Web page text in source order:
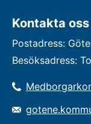
Kontakta oss
Postadress:
Besöksadress: